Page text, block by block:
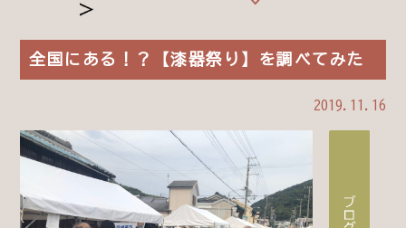
全国にある！？【漆器祭り】を調べてみた
2019.11.16